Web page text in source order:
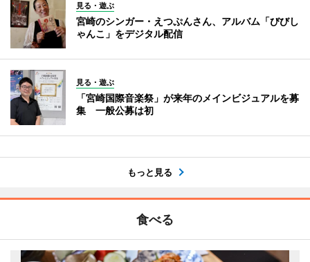
見る・遊ぶ
宮崎のシンガー・えつぷんさん、アルバム「びびし
ゃんこ」をデジタル配信
見る・遊ぶ
「宮崎国際音楽祭」が来年のメインビジュアルを募
集 一般公募は初
もっと見る
食べる